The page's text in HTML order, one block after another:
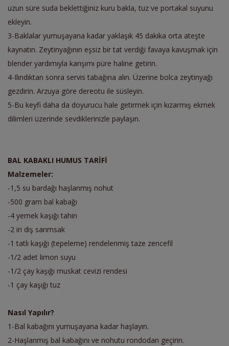
uzun süre suda beklettiğiniz kuru bakla, tuz ve portakal suyunu
ekleyin.
3-Baklalar yumuşayana kadar yaklaşık 45 dakika orta ateşte
kaynatın. Zeytinyağının eşsiz bir tat verdiği favaya kavuşmak için
blender yardımıyla karışımı püre haline getirin.
4-Ilındıktan sonra servis tabağına alın. Üzerine bolca zeytinyağı
gezdirin. Arzuya göre dereotu ile süsleyin.
5-Bu keyfi daha da doyurucu hale getirmek için kızarmış ekmek
dilimleri üzerinde sevdiklerinizle paylaşın.
BAL KABAKLI HUMUS TARİFİ
Malzemeler:
-1,5 su bardağı haşlanmış nohut
-500 gram bal kabağı
-4 yemek kaşığı tahin
-2 iri diş sarımsak
-1 tatlı kaşığı (tepeleme) rendelenmiş taze zencefil
-1/2 adet limon suyu
-1/2 çay kaşığı muskat cevizi rendesi
-1 çay kaşığı tuz
Nasıl Yapılır?
1-Bal kabağını yumuşayana kadar haşlayın.
2-Haşlanmış bal kabağını ve nohutu rondodan geçirin.